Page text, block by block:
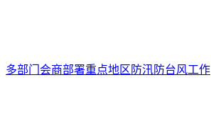
多部门会商部署重点地区防汛防台风工作